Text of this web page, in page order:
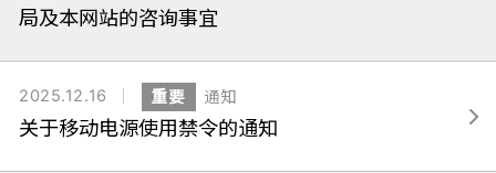
局及本网站的咨询事宜
2025.12.16 重要 通知
关于移动电源使用禁令的通知